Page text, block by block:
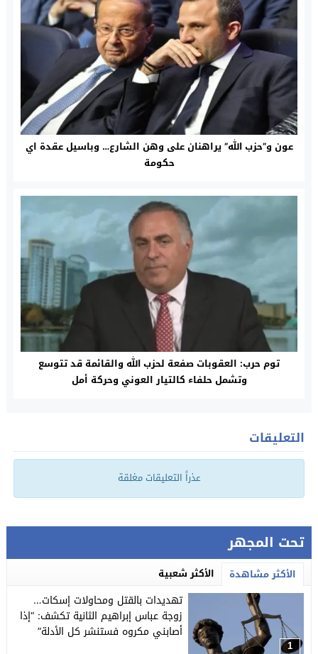
عون و”حزب الله” يراهنان على وهن الشارع… وباسيل عقدة اي
حكومة
توم حرب: العقوبات صفعة لحزب الله والقائمة قد تتوسع
وتشمل حلفاء كالتيار العوني وحركة أمل
التعليقات
عذراً التعليقات مغلقة
تحت المجهر
الأكثر مشاهدة الأكثر شعبية
1
تهديدات بالقتل ومحاولات إسكات…
زوجة عباس إبراهيم الثانية تكشف: “إذا
أصابني مكروه فستنشر كل الأدلة”